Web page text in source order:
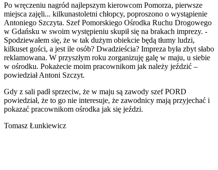
Po wręczeniu nagród najlepszym kierowcom Pomorza, pierwsze
miejsca zajęli... kilkunastoletni chłopcy, poproszono o wystąpienie
Antoniego Szczyta. Szef Pomorskiego Ośrodka Ruchu Drogowego
w Gdańsku w swoim występieniu skupił się na brakach imprezy. -
Spodziewałem się, że w tak dużym obiekcie będą tłumy ludzi,
kilkuset gości, a jest ile osób? Dwadzieścia? Impreza była zbyt słabo
reklamowana. W przyszłym roku zorganizuję galę w maju, u siebie
w ośrodku. Pokażecie moim pracownikom jak należy jeździć –
powiedział Antoni Szczyt.
Gdy z sali padł sprzeciw, że w maju są zawody szef PORD
powiedział, że to go nie interesuje, że zawodnicy mają przyjechać i
pokazać pracownikom ośrodka jak się jeździ.
Tomasz Łunkiewicz